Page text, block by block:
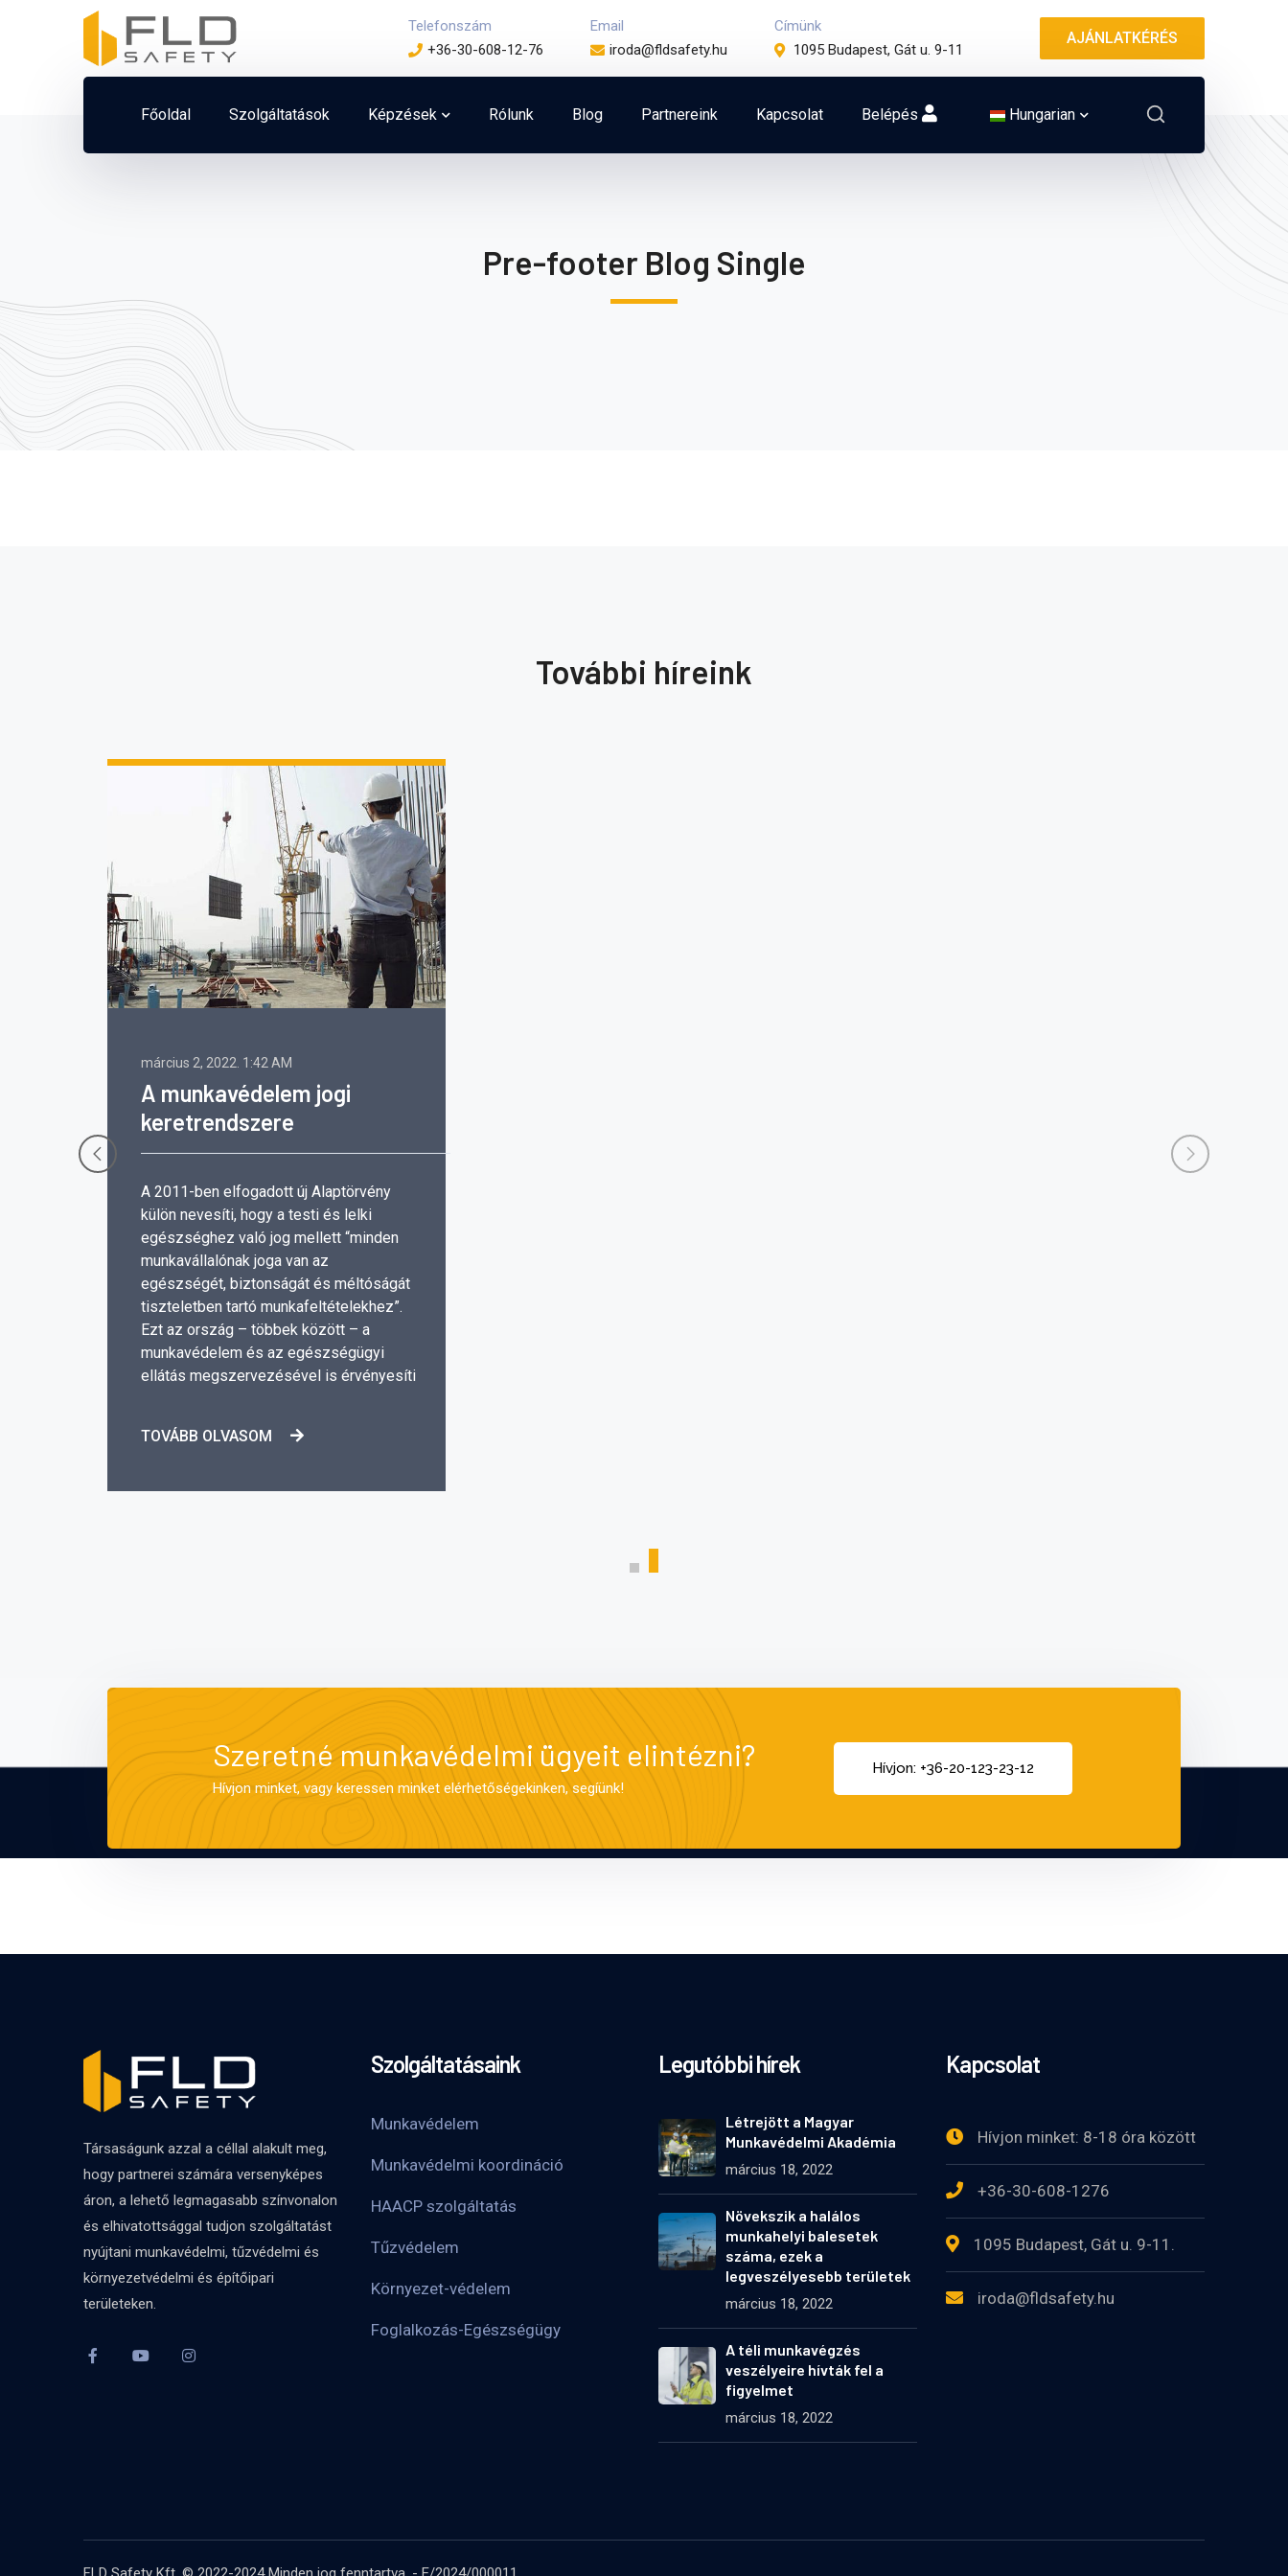
Telefonszám
+36-30-608-12-76
Email
iroda@fldsafety.hu
Címünk
1095 Budapest, Gát u. 9-11
AJÁNLATKÉRÉS
Főoldal Szolgáltatások Képzések Rólunk Blog Partnereink Kapcsolat Belépés Hungarian
Pre-footer Blog Single
További híreink
március 2, 2022. 1:42 AM
A munkavédelem jogi
keretrendszere
A 2011-ben elfogadott új Alaptörvény
külön nevesíti, hogy a testi és lelki
egészséghez való jog mellett “minden
munkavállalónak joga van az
egészségét, biztonságát és méltóságát
tiszteletben tartó munkafeltételekhez”.
Ezt az ország – többek között – a
munkavédelem és az egészségügyi
ellátás megszervezésével is érvényesíti
TOVÁBB OLVASOM
Szeretné munkavédelmi ügyeit elintézni?
Hívjon minket, vagy keressen minket elérhetőségekinken, segíünk!
Hívjon: +36-20-123-23-12
Társaságunk azzal a céllal alakult meg,
hogy partnerei számára versenyképes
áron, a lehető legmagasabb színvonalon
és elhivatottsággal tudjon szolgáltatást
nyújtani munkavédelmi, tűzvédelmi és
környezetvédelmi és építőipari
területeken.
Szolgáltatásaink
Munkavédelem
Munkavédelmi koordináció
HAACP szolgáltatás
Tűzvédelem
Környezet-védelem
Foglalkozás-Egészségügy
Legutóbbi hírek
Létrejött a Magyar
Munkavédelmi Akadémia
március 18, 2022
Növekszik a halálos
munkahelyi balesetek
száma, ezek a
legveszélyesebb területek
március 18, 2022
A téli munkavégzés
veszélyeire hívták fel a
figyelmet
március 18, 2022
Kapcsolat
Hívjon minket: 8-18 óra között
+36-30-608-1276
1095 Budapest, Gát u. 9-11.
iroda@fldsafety.hu